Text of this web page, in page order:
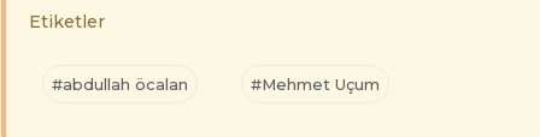
Etiketler
#abdullah öcalan #Mehmet Uçum